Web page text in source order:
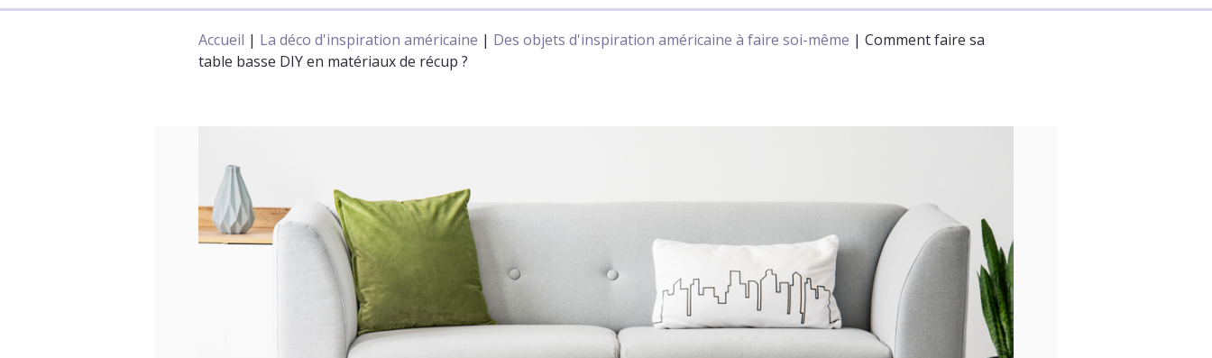
Accueil | La déco d'inspiration américaine | Des objets d'inspiration américaine à faire soi-même | Comment faire sa
table basse DIY en matériaux de récup ?